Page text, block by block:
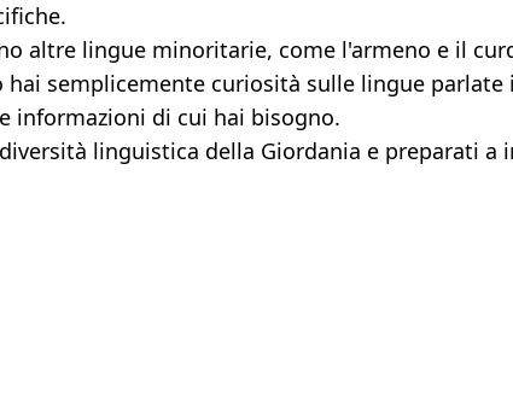
altre lingue minoritarie, come l'armeno e il
semplicemente curiosità sulle lingue parlate
informazioni di cui hai bisogno.
linguistica della Giordania e preparati a